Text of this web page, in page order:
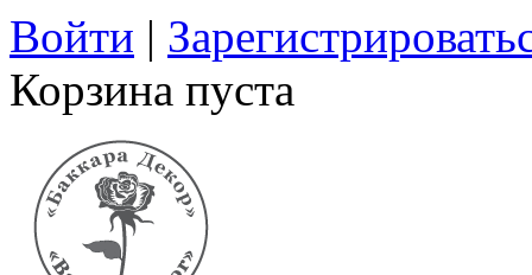
Войти |
Корзина пуста